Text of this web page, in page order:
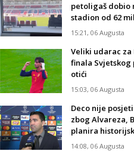
petoligaš dobio
stadion od 62
15:21, 06 Augusta
Veliki udarac za
finala Svjetskog
otići
15:03, 06 Augusta
Deco nije
zbog Alvareza,
planira
14:08, 06 Augusta